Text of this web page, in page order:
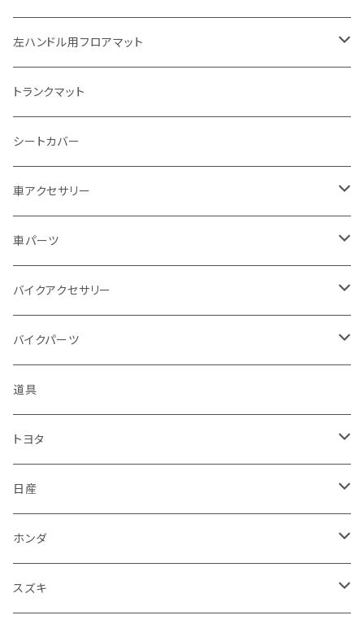
スズキ
カワサキ
BMW
ドゥカティ - Ducati
トライアンフ
アプリリア - APRILIA
ハーレーダビッドソン - Harley-Davidson
KTM
トヨタ
日産
ホンダ
スズキ
マツダ
ミツビシ
ダイハツ
スバル
レクサス
アウディ
BMW
メルセデス・ベンツ
左ハンドル用フロアマット
トヨタ
日産
ホンダ
スズキ
マツダ
ミツビシ
ダイハツ
スバル
レクサス
アウディ
BMW
トランクマット
シートカバー
車アクセサリー
トヨタ
日産
ホンダ
スズキ
マツダ
ミツビシ
ダイハツ
スバル
車パーツ
ボンネット
ルーフ
ピラー
バンパー
フェンダー
サイドミラー
フロントガラス
バイクアクセサリー
ホンダ
ヤマハ
スズキ
カワサキ
ハーレーダビッドソン
BMW
バイクパーツ
排気系
マフラー
サイレンサー
外装
シートカバー
燃料タンクキャップ
ハンドル系
ハンドル
ホーン
ブレーキ
ブレーキパッド
エンジン
道具
トヨタ
フロアマット
室内アクセサリー
収納ケース
ワイパー
日産
フロアマット
電装系
ホンダ
フロアマット
スズキ